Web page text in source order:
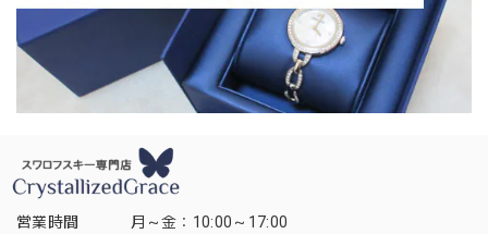
営業時間
月～金：10:00～17:00